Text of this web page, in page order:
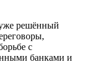
решённый
с
банками и